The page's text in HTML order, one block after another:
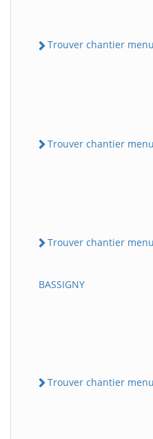
Trouver chantier
Trouver chantier
Trouver chantier
BASSIGNY
Trouver chantier